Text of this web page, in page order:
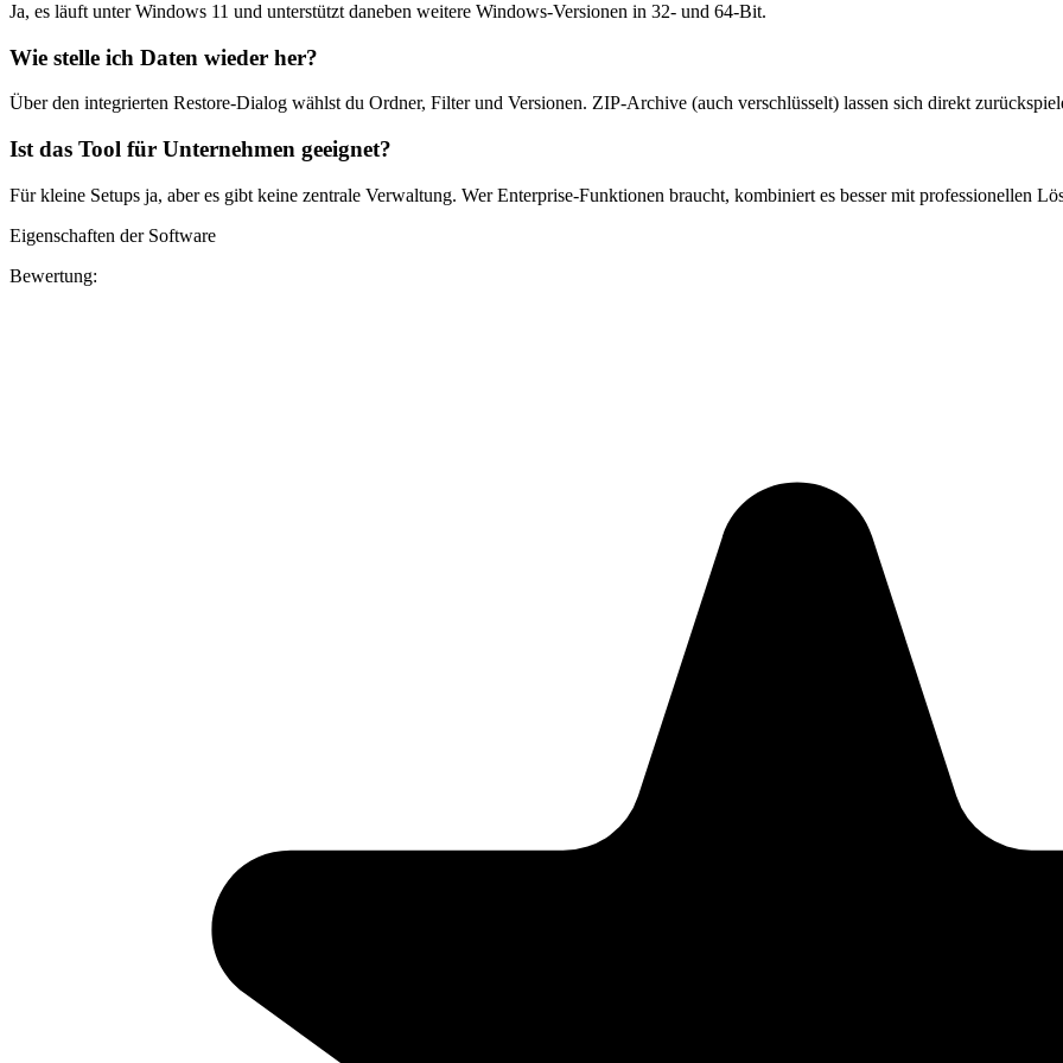
Ja, es läuft unter Windows 11 und unterstützt daneben weitere Windows-Versionen in 32- und 64-Bit.
Wie stelle ich Daten wieder her?
Über den integrierten Restore-Dialog wählst du Ordner, Filter und Versionen. ZIP-Archive (auch verschlüsselt) lassen sich direkt
Ist das Tool für Unternehmen geeignet?
Für kleine Setups ja, aber es gibt keine zentrale Verwaltung. Wer Enterprise-Funktionen braucht, kombiniert es besser mit professionellen
Eigenschaften der Software
Bewertung: